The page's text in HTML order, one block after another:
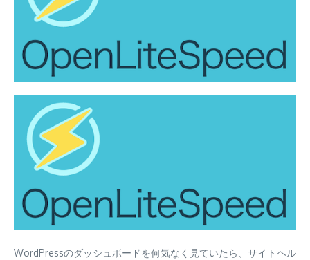
WordPressのダッシュボードを何気なく見ていたら、サイトヘル